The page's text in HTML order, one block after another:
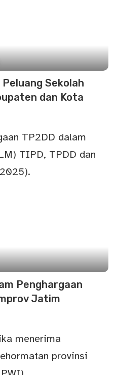
Sekolah
dan Kota
Penghargaan
Jatim